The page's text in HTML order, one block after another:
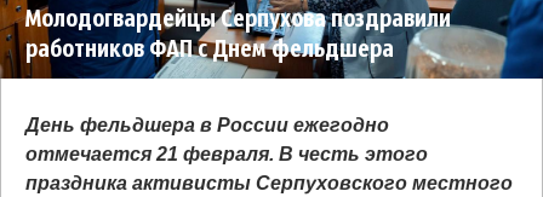
Молодогвардейцы Серпухова поздравили
работников ФАП с Днем фельдшера
День фельдшера в России ежегодно
отмечается 21 февраля. В честь этого
праздника активисты Серпуховского местного